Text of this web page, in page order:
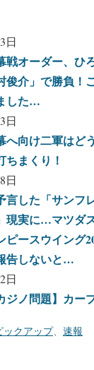
日
戦オーダー、ひ
俊介」で勝負！
した…
日
へ向け二軍はど
ちまくり！
日
言した「サンフ
現実に…マツダ
ピースウイング
告しないと…
日
ジノ問題】カー
ックアップ、 速報